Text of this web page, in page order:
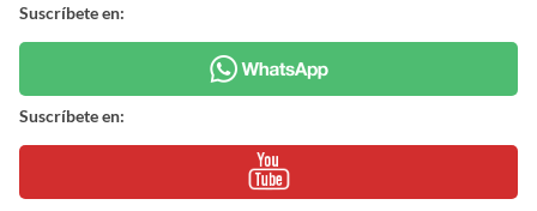
Suscríbete en:
Suscríbete en: